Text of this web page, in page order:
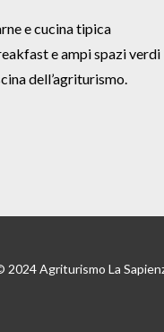
e cucina tipica
e ampi spazi verdi
dell’agriturismo.
2024 Agriturismo La